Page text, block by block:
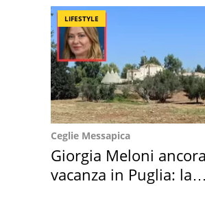
LIFESTYLE
Ceglie Messapica
Giorgia Meloni
vacanza in Puglia: la